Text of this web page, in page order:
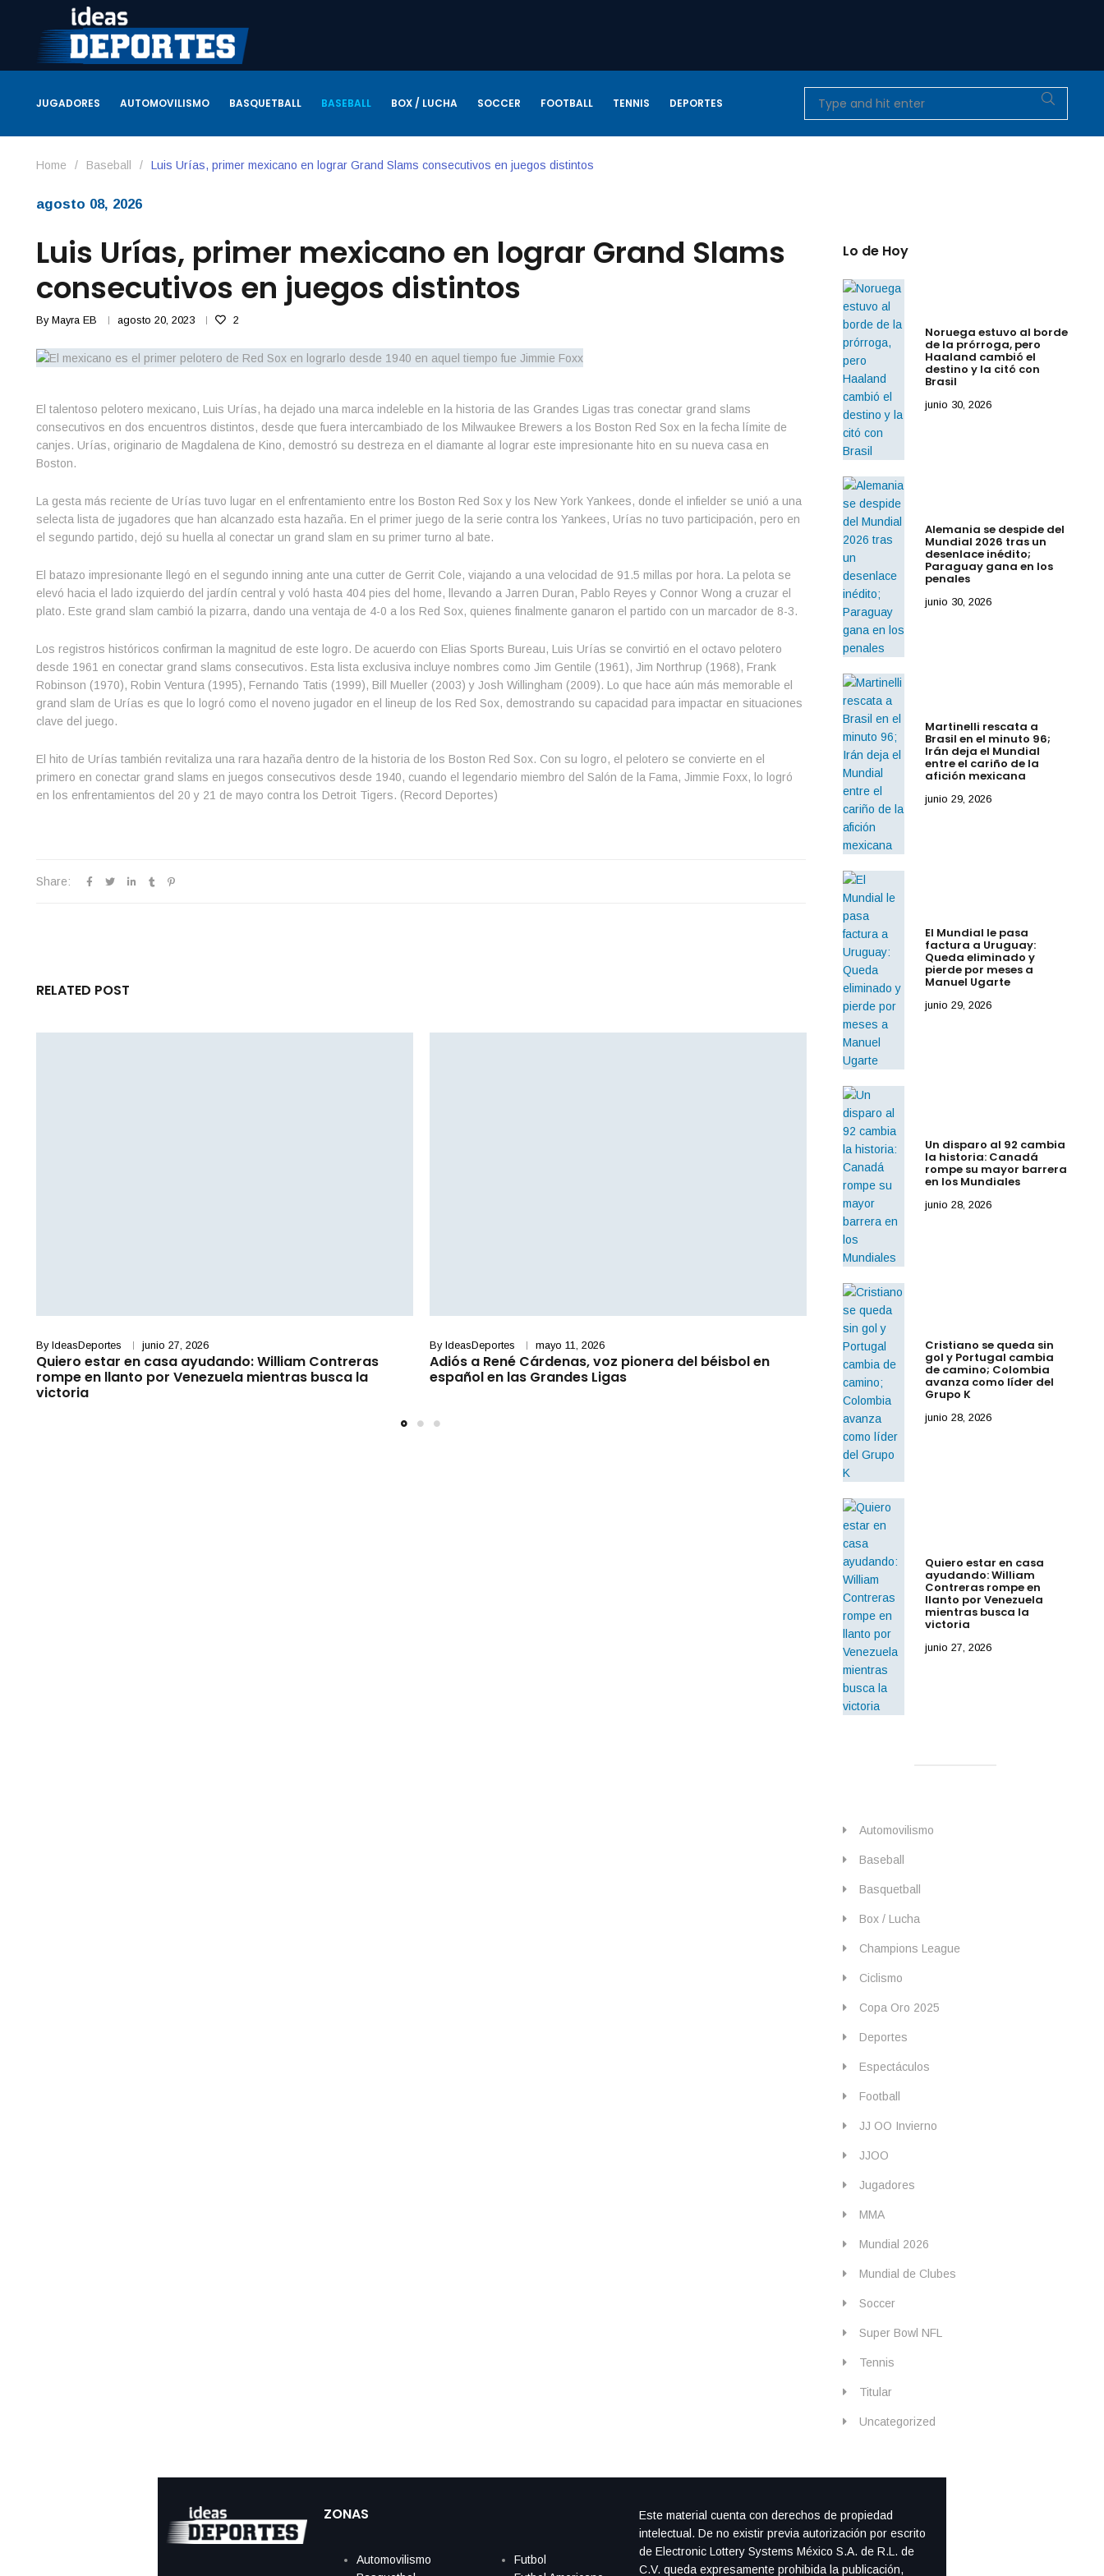
JUGADORES AUTOMOVILISMO BASQUETBALL BASEBALL BOX / LUCHA SOCCER FOOTBALL TENNIS DEPORTES
Home / Baseball / Luis Urías, primer mexicano en lograr Grand Slams consecutivos en juegos distintos
agosto 08, 2026
Luis Urías, primer mexicano en lograr Grand Slams
consecutivos en juegos distintos
By Mayra EB agosto 20, 2023 2
El talentoso pelotero mexicano, Luis Urías, ha dejado una marca indeleble en la historia de las Grandes Ligas tras conectar grand slams
consecutivos en dos encuentros distintos, desde que fuera intercambiado de los Milwaukee Brewers a los Boston Red Sox en la fecha límite de
canjes. Urías, originario de Magdalena de Kino, demostró su destreza en el diamante al lograr este impresionante hito en su nueva casa en
Boston.
La gesta más reciente de Urías tuvo lugar en el enfrentamiento entre los Boston Red Sox y los New York Yankees, donde el infielder se unió a una
selecta lista de jugadores que han alcanzado esta hazaña. En el primer juego de la serie contra los Yankees, Urías no tuvo participación, pero en
el segundo partido, dejó su huella al conectar un grand slam en su primer turno al bate.
El batazo impresionante llegó en el segundo inning ante una cutter de Gerrit Cole, viajando a una velocidad de 91.5 millas por hora. La pelota se
elevó hacia el lado izquierdo del jardín central y voló hasta 404 pies del home, llevando a Jarren Duran, Pablo Reyes y Connor Wong a cruzar el
plato. Este grand slam cambió la pizarra, dando una ventaja de 4-0 a los Red Sox, quienes finalmente ganaron el partido con un marcador de 8-3.
Los registros históricos confirman la magnitud de este logro. De acuerdo con Elias Sports Bureau, Luis Urías se convirtió en el octavo pelotero
desde 1961 en conectar grand slams consecutivos. Esta lista exclusiva incluye nombres como Jim Gentile (1961), Jim Northrup (1968), Frank
Robinson (1970), Robin Ventura (1995), Fernando Tatis (1999), Bill Mueller (2003) y Josh Willingham (2009). Lo que hace aún más memorable el
grand slam de Urías es que lo logró como el noveno jugador en el lineup de los Red Sox, demostrando su capacidad para impactar en situaciones
clave del juego.
El hito de Urías también revitaliza una rara hazaña dentro de la historia de los Boston Red Sox. Con su logro, el pelotero se convierte en el
primero en conectar grand slams en juegos consecutivos desde 1940, cuando el legendario miembro del Salón de la Fama, Jimmie Foxx, lo logró
en los enfrentamientos del 20 y 21 de mayo contra los Detroit Tigers. (Record Deportes)
Share:
RELATED POST
By IdeasDeportes junio 27, 2026
Quiero estar en casa ayudando: William Contreras
rompe en llanto por Venezuela mientras busca la
victoria
By IdeasDeportes mayo 11, 2026
Adiós a René Cárdenas, voz pionera del béisbol en
español en las Grandes Ligas
IdeasDeportes mayo 9, 2026
Atlanta despide a Bobby Cox, símbolo
etapas más exitosas de los Braves
Lo de Hoy
Noruega estuvo al borde
de la prórroga, pero
Haaland cambió el
destino y la citó con
Brasil
junio 30, 2026
Alemania se despide del
Mundial 2026 tras un
desenlace inédito;
Paraguay gana en los
penales
junio 30, 2026
Martinelli rescata a
Brasil en el minuto 96;
Irán deja el Mundial
entre el cariño de la
afición mexicana
junio 29, 2026
El Mundial le pasa
factura a Uruguay:
Queda eliminado y
pierde por meses a
Manuel Ugarte
junio 29, 2026
Un disparo al 92 cambia
la historia: Canadá
rompe su mayor barrera
en los Mundiales
junio 28, 2026
Cristiano se queda sin
gol y Portugal cambia
de camino; Colombia
avanza como líder del
Grupo K
junio 28, 2026
Quiero estar en casa
ayudando: William
Contreras rompe en
llanto por Venezuela
mientras busca la
victoria
junio 27, 2026
Automovilismo
Baseball
Basquetball
Box / Lucha
Champions League
Ciclismo
Copa Oro 2025
Deportes
Espectáculos
Football
JJ OO Invierno
JJOO
Jugadores
MMA
Mundial 2026
Mundial de Clubes
Soccer
Super Bowl NFL
Tennis
Titular
Uncategorized
ZONAS
Automovilismo
Futbol
Este material cuenta con derechos de propiedad
intelectual. De no existir previa autorización por escrito
de Electronic Lottery Systems México S.A. de R.L. de
C.V. queda expresamente prohibida la publicación,